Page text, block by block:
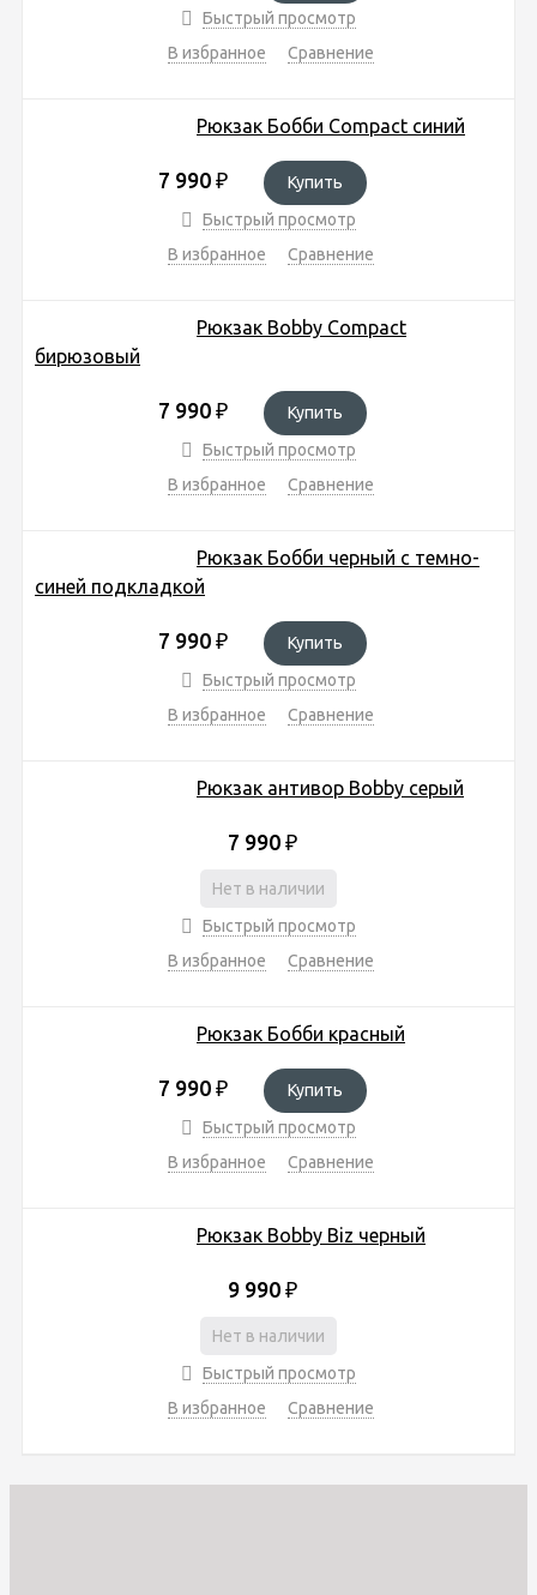
Быстрый просмотр
В избранное
Сравнение
Рюкзак Бобби Compact синий
7 990 ₽
Купить
Быстрый просмотр
В избранное
Сравнение
Рюкзак Bobby Compact
бирюзовый
7 990 ₽
Купить
Быстрый просмотр
В избранное
Сравнение
Рюкзак Бобби черный с темно-
синей подкладкой
7 990 ₽
Купить
Быстрый просмотр
В избранное
Сравнение
Рюкзак антивор Bobby серый
7 990 ₽
Нет в наличии
Быстрый просмотр
В избранное
Сравнение
Рюкзак Бобби красный
7 990 ₽
Купить
Быстрый просмотр
В избранное
Сравнение
Рюкзак Bobby Biz черный
9 990 ₽
Нет в наличии
Быстрый просмотр
В избранное
Сравнение